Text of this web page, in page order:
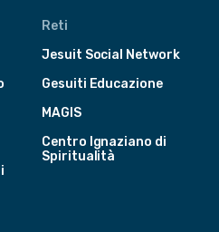
Reti
Jesuit Social Network
Gesuiti Educazione
MAGIS
Centro Ignaziano di
Spiritualità